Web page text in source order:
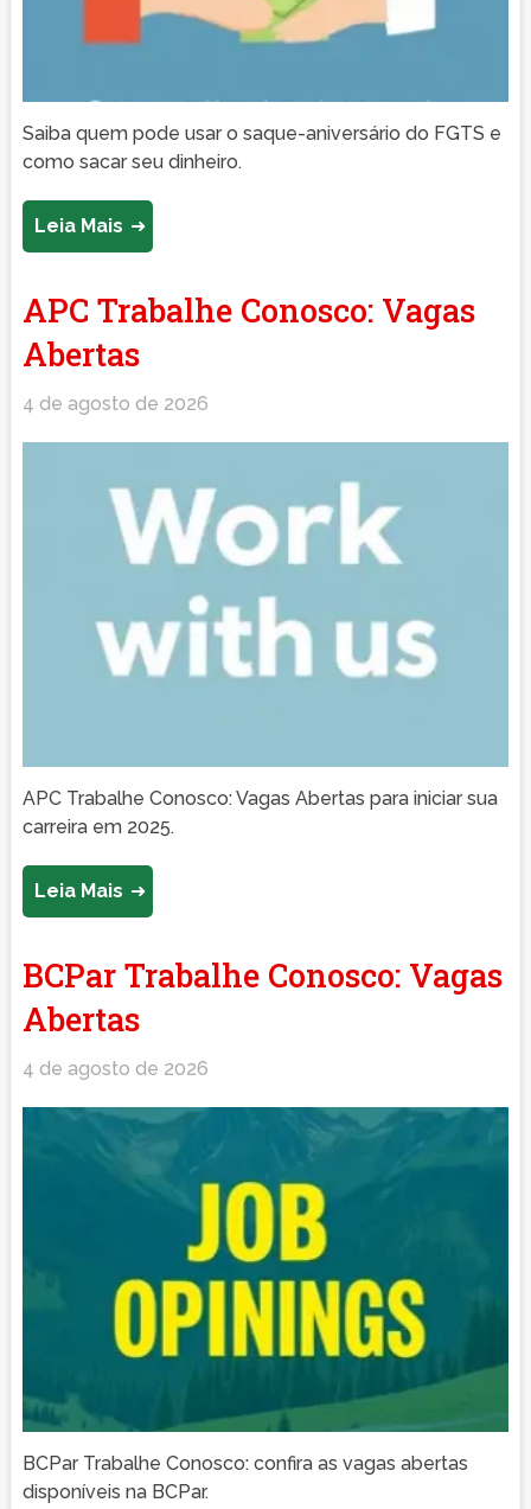
Saiba quem pode usar o saque-aniversário do FGTS e
como sacar seu dinheiro.
Leia Mais
APC Trabalhe Conosco: Vagas
Abertas
4 de agosto de 2026
APC Trabalhe Conosco: Vagas Abertas para iniciar sua
carreira em 2025.
Leia Mais
BCPar Trabalhe Conosco: Vagas
Abertas
4 de agosto de 2026
BCPar Trabalhe Conosco: confira as vagas abertas
disponíveis na BCPar.